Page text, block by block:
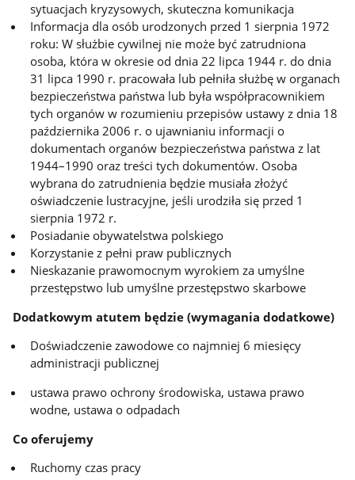
sytuacjach kryzysowych, skuteczna komunikacja
Informacja dla osób urodzonych przed 1 sierpnia 1972
roku: W służbie cywilnej nie może być zatrudniona
osoba, która w okresie od dnia 22 lipca 1944 r. do dnia
31 lipca 1990 r. pracowała lub pełniła służbę w organach
bezpieczeństwa państwa lub była współpracownikiem
tych organów w rozumieniu przepisów ustawy z dnia 18
października 2006 r. o ujawnianiu informacji o
dokumentach organów bezpieczeństwa państwa z lat
1944–1990 oraz treści tych dokumentów. Osoba
wybrana do zatrudnienia będzie musiała złożyć
oświadczenie lustracyjne, jeśli urodziła się przed 1
sierpnia 1972 r.
Posiadanie obywatelstwa polskiego
Korzystanie z pełni praw publicznych
Nieskazanie prawomocnym wyrokiem za umyślne
przestępstwo lub umyślne przestępstwo skarbowe
Dodatkowym atutem będzie (wymagania dodatkowe)
Doświadczenie zawodowe co najmniej 6 miesięcy
administracji publicznej
ustawa prawo ochrony środowiska, ustawa prawo
wodne, ustawa o odpadach
Co oferujemy
Ruchomy czas pracy